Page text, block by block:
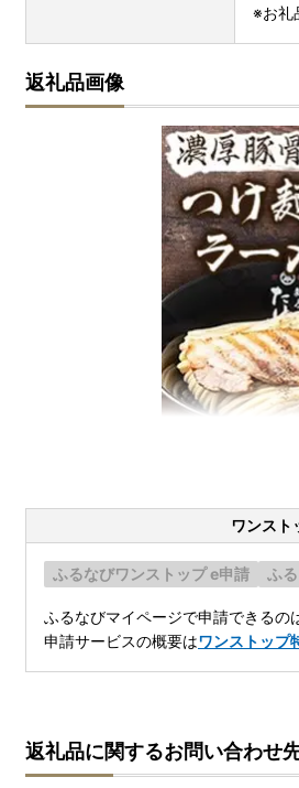
※お礼
返礼品画像
ワンスト
ふるなびワンストップ e申請 ふ
ふるなびマイページで申請できるの
申請サービスの概要はワンストップ
返礼品に関するお問い合わせ